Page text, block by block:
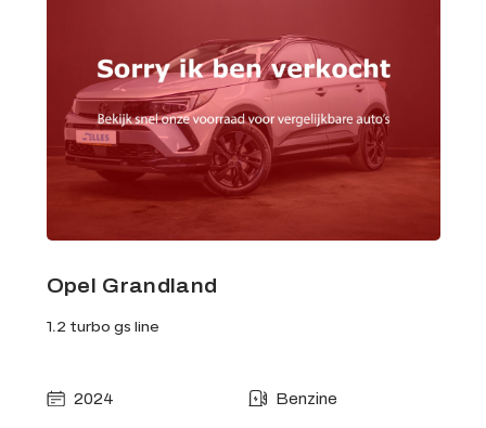
Opel Grandland
1.2 turbo gs line
2024 Benzine